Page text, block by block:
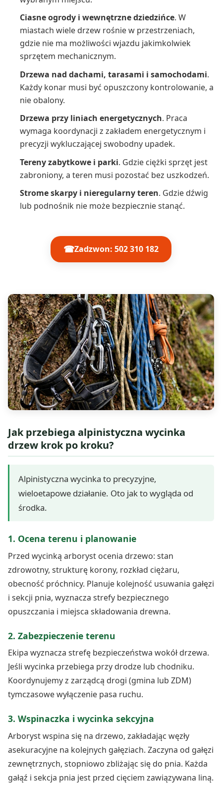
Ciasne ogrody i wewnętrzne dziedzińce. W
miastach wiele drzew rośnie w przestrzeniach,
gdzie nie ma możliwości wjazdu jakimkolwiek
sprzętem mechanicznym.
Drzewa nad dachami, tarasami i samochodami.
Każdy konar musi być opuszczony kontrolowanie, a
nie obalony.
Drzewa przy liniach energetycznych. Praca
wymaga koordynacji z zakładem energetycznym i
precyzji wykluczającej swobodny upadek.
Tereny zabytkowe i parki. Gdzie ciężki sprzęt jest
zabroniony, a teren musi pozostać bez uszkodzeń.
Strome skarpy i nieregularny teren. Gdzie dźwig
lub podnośnik nie może bezpiecznie stanąć.
☎Zadzwon: 502 310 182
Jak przebiega alpinistyczna wycinka
drzew krok po kroku?
Alpinistyczna wycinka to precyzyjne,
wieloetapowe działanie. Oto jak to wygląda od
środka.
1. Ocena terenu i planowanie
Przed wycinką arboryst ocenia drzewo: stan
zdrowotny, strukturę korony, rozkład ciężaru,
obecność próchnicy. Planuje kolejność usuwania gałęzi
i sekcji pnia, wyznacza strefy bezpiecznego
opuszczania i miejsca składowania drewna.
2. Zabezpieczenie terenu
Ekipa wyznacza strefę bezpieczeństwa wokół drzewa.
Jeśli wycinka przebiega przy drodze lub chodniku.
Koordynujemy z zarządcą drogi (gmina lub ZDM)
tymczasowe wyłączenie pasa ruchu.
3. Wspinaczka i wycinka sekcyjna
Arboryst wspina się na drzewo, zakładając węzły
asekuracyjne na kolejnych gałęziach. Zaczyna od gałęzi
zewnętrznych, stopniowo zbliżając się do pnia. Każda
gałąź i sekcja pnia jest przed cięciem zawiązywana liną.